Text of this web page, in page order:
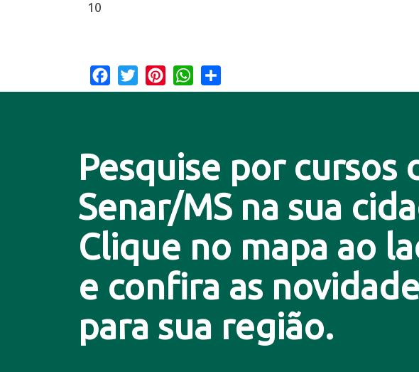
10
Facebook
Twitter PinterestWhatsApp
Pesquise por cursos
Senar/MS na sua
Clique no mapa ao
e confira as
para sua região.